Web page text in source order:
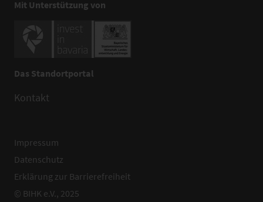
Mit Unterstützung von
Das Standortportal
Kontakt
Impressum
Datenschutz
Erklärung zur Barrierefreiheit
© BIHK e.V., 2025